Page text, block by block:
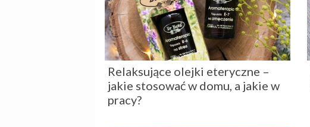
Relaksujące olejki eteryczne –
jakie stosować w domu, a jakie w
pracy?